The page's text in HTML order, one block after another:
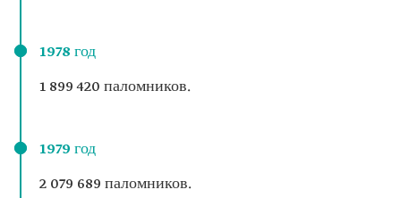
1978 год
1 899 420 паломников.
1979 год
2 079 689 паломников.